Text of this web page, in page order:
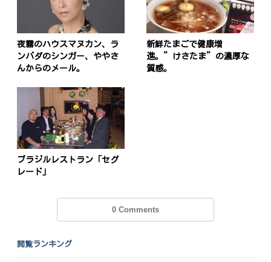
夜霧のハウスマヌカン、ラ
ンバダのシンガー、ややさ
んからのメール。
新鮮たまごで健康増
進。”けさたま”の濃厚な
質感。
ブラジルレストラン「セグ
レード」
0 Comments
閲覧ランキング